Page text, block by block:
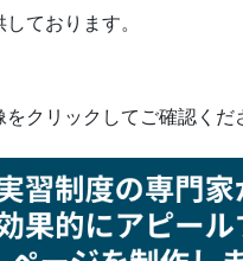
ております。
クリックしてご確認くだ